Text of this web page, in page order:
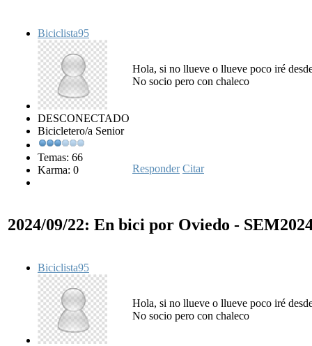
Biciclista95
DESCONECTADO
Bicicletero/a Senior
Temas: 66
Karma: 0
Hola, si no llueve o llueve poco iré
No socio pero con chaleco
Responder Citar
2024/09/22: En bici por Oviedo -
Biciclista95
Hola, si no llueve o llueve poco iré
No socio pero con chaleco